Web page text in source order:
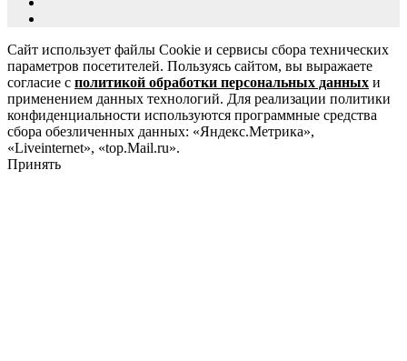
Сайт использует файлы Cookie и сервисы сбора технических
параметров посетителей. Пользуясь сайтом, вы выражаете
согласие с политикой обработки персональных данных и
применением данных технологий. Для реализации политики
конфиденциальности используются программные средства
сбора обезличенных данных: «Яндекс.Метрика»,
«Liveinternet», «top.Mail.ru».
Принять